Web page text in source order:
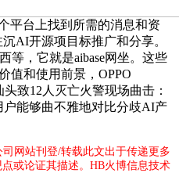
平台上找到所需的消息和资
AI开源项目标推广和分享。
等，它就是aibase网坐。这些
值和使用前景，OPPO
致12人灭亡火警现场曲击：
能够曲不雅地对比分歧AI产
网站刊登/转载此文出于传递更多
或论证其描述。HB火博信息技术